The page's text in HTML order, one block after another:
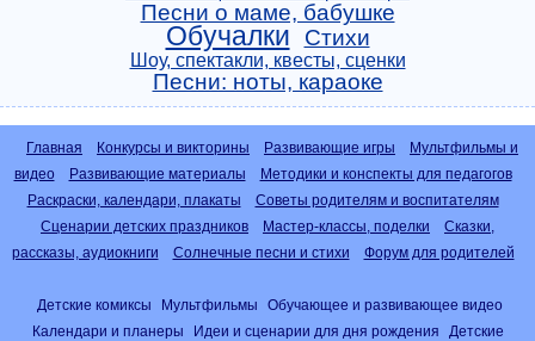
Песни о маме, бабушке
Обучалки Стихи
Шоу, спектакли, квесты, сценки
Песни: ноты, караоке
Главная Конкурсы и викторины Развивающие игры
Мультфильмы и
видео
Развивающие материалы
Методики и конспекты для педагогов
Раскраски, календари, плакаты
Советы родителям и воспитателям
Сценарии детских праздников
Мастер-классы, поделки
Сказки,
рассказы, аудиокниги
Солнечные песни и стихи Форум для родителей
Детские комиксы Мультфильмы
Обучающее и развивающее видео
Календари и планеры
Идеи и сценарии для дня рождения
Детские